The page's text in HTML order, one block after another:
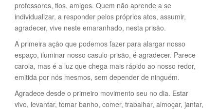
professores, tios, amigos. Quem não aprende a se
individualizar, a responder pelos próprios atos, assumir,
agradecer, vive neste emaranhado, nesta prisão.
A primeira ação que podemos fazer para alargar nosso
espaço, iluminar nosso casulo-prisão, é agradecer. Parece
carola, mas é a luz que chega mais rápido ao nosso redor,
emitida por nós mesmos, sem depender de ninguém.
Agradece desde o primeiro movimento seu no dia. Estar
vivo, levantar, tomar banho, comer, trabalhar, almoçar, jantar,